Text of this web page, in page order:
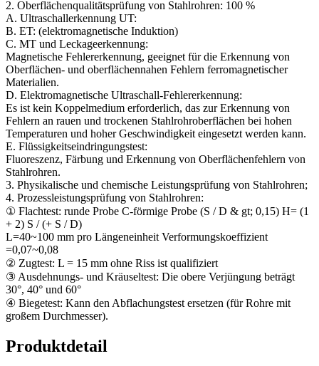
2. Oberflächenqualitätsprüfung von Stahlrohren: 100 %
A. Ultraschallerkennung UT:
B. ET: (elektromagnetische Induktion)
C. MT und Leckageerkennung:
Magnetische Fehlererkennung, geeignet für die Erkennung von
Oberflächen- und oberflächennahen Fehlern ferromagnetischer
Materialien.
D. Elektromagnetische Ultraschall-Fehlererkennung:
Es ist kein Koppelmedium erforderlich, das zur Erkennung von
Fehlern an rauen und trockenen Stahlrohroberflächen bei hohen
Temperaturen und hoher Geschwindigkeit eingesetzt werden kann.
E. Flüssigkeitseindringungstest:
Fluoreszenz, Färbung und Erkennung von Oberflächenfehlern von
Stahlrohren.
3. Physikalische und chemische Leistungsprüfung von Stahlrohren;
4. Prozessleistungsprüfung von Stahlrohren:
① Flachtest: runde Probe C-förmige Probe (S / D & gt; 0,15) H= (1
+ 2) S / (+ S / D)
L=40~100 mm pro Längeneinheit Verformungskoeffizient
=0,07~0,08
② Zugtest: L = 15 mm ohne Riss ist qualifiziert
③ Ausdehnungs- und Kräuseltest: Die obere Verjüngung beträgt
30°, 40° und 60°
④ Biegetest: Kann den Abflachungstest ersetzen (für Rohre mit
großem Durchmesser).
Produktdetail